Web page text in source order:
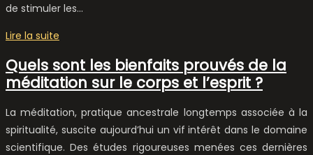
de stimuler les…
Lire la suite
Quels sont les bienfaits prouvés de la
méditation sur le corps et l’esprit ?
La méditation, pratique ancestrale longtemps associée à la
spiritualité, suscite aujourd’hui un vif intérêt dans le domaine
scientifique. Des études rigoureuses menées ces dernières